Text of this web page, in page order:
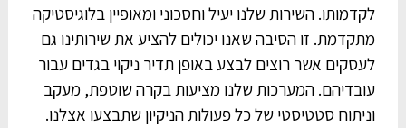
לקדמותו. השירות שלנו יעיל וחסכוני ומאופיין בלוגיסטיקה
מתקדמת. זו הסיבה שאנו יכולים להציע את שירותינו גם
לעסקים אשר רוצים לבצע באופן תדיר ניקוי בגדים עבור
עובדיהם. המערכות שלנו מציעות בקרה שוטפת, מעקב
וניתוח סטטיסטי של כל פעולות הניקיון שתבצעו אצלנו.